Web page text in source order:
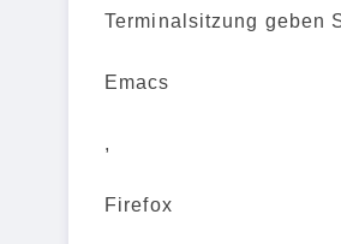
Terminalsitzung geben
Emacs
,
Firefox